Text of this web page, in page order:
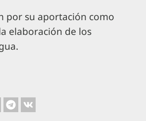
por su aportación como
elaboración de los